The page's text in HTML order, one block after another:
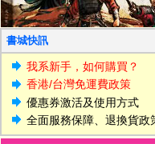
書城快訊
我系新手，如何購買？
香港/台灣免運費政策
優惠券激活及使用方式
全面服務保障、退換貨政